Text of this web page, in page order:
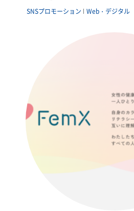
SNSプロモーション
Web・デジタル